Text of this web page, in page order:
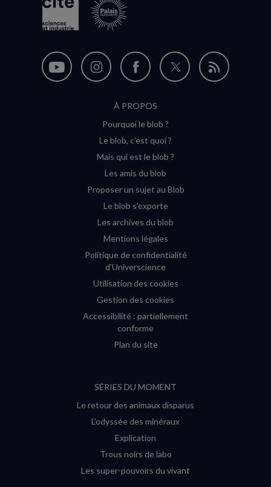
Nous
Nous
Instagram
(nouvelle
Nous
sur
Facebook
(nouvelle
Nous
Flux
À PROPOS
Pourquoi le blob ?
Le blob, c'est quoi ?
Mais qui est le blob ?
Les amis du blob
Proposer un sujet au Blob
Le blob s'exporte
Les archives du blob
Mentions légales
Politique de confidentialité
d'Universcience
Utilisation des cookies
Gestion des cookies
Accessibilité : partiellement
conforme
Plan du site
SÉRIES DU MOMENT
Le retour des animaux disparus
L’odyssée des minéraux
Explication
Trous noirs de labo
Les super-pouvoirs du vivant